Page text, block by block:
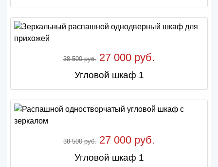
38 500 руб. 27 000 руб.
Угловой шкаф 1
38 500 руб. 27 000 руб.
Угловой шкаф 1